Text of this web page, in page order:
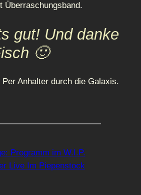
Überraschungsband.
gut! Und danke
🙂
Per Anhalter durch die Galaxis.
Programm im W.I.P.
Live Im Piepenstock